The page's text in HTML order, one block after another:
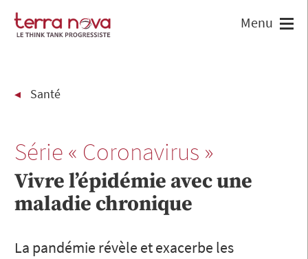
Santé
Série « Coronavirus »
Vivre l’épidémie avec une
maladie chronique
La pandémie révèle et exacerbe les